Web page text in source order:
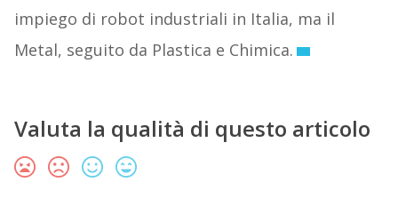
impiego di robot industriali in Italia, ma il
Metal, seguito da Plastica e Chimica.
Valuta la qualità di questo articolo